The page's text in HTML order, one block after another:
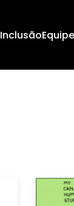
InclusãoEquipe